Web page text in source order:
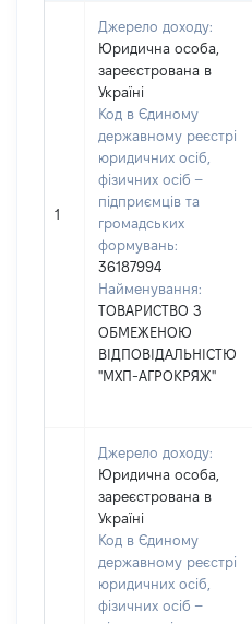
1
Джерело доходу:
Юридична особа,
зареєстрована в
Україні
Код в Єдиному
державному реєстрі
юридичних осіб,
фізичних осіб –
підприємців та
громадських
формувань:
36187994
Найменування:
ТОВАРИСТВО З
ОБМЕЖЕНОЮ
ВІДПОВІДАЛЬНІСТЮ
"МХП-АГРОКРЯЖ"
Джерело доходу:
Юридична особа,
зареєстрована в
Україні
Код в Єдиному
державному реєстрі
юридичних осіб,
фізичних осіб –